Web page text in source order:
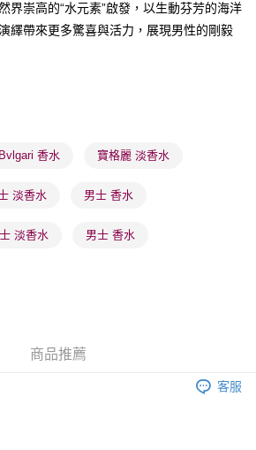
1-3個工作天送達
或以上免運費
或以上免運費
達，訂單將隨機分配至SF順豐速運或京東
或以上免運費
市。確認發貨後2-5個工作天到店，3天內
或以上免運費
或以上免運費
界崇高的“水元素”啟發，以生動芬芳的海洋
繹帶來更多驚喜與活力，展現男性的剛毅
Bvlgari 香水 寶格麗 淡香水
淡香水 男士 香水
淡香水 男士 香水
商品推薦
客服